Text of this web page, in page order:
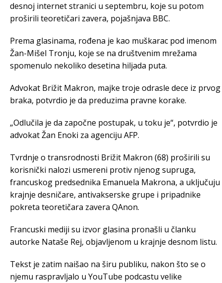
desnoj internet stranici u septembru, koje su potom
proširili teoretičari zavera, pojašnjava BBC.
Prema glasinama, rođena je kao muškarac pod imenom
Žan-Mišel Tronju, koje se na društvenim mrežama
spomenulo nekoliko desetina hiljada puta.
Advokat Brižit Makron, majke troje odrasle dece iz prvog
braka, potvrdio je da preduzima pravne korake.
„Odlučila je da započne postupak, u toku je“, potvrdio je
advokat Žan Enoki za agenciju AFP.
Tvrdnje o transrodnosti Brižit Makron (68) proširili su
korisnički nalozi usmereni protiv njenog supruga,
francuskog predsednika Emanuela Makrona, a uključuju
krajnje desničare, antivakserske grupe i pripadnike
pokreta teoretičara zavera QAnon.
Francuski mediji su izvor glasina pronašli u članku
autorke Nataše Rej, objavljenom u krajnje desnom listu.
Tekst je zatim naišao na širu publiku, nakon što se o
njemu raspravljalo u YouTube podcastu velike